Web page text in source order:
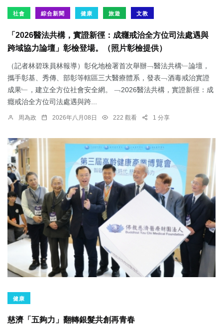
社會 綜合新聞 健康 旅遊 文教
「2026醫法共構，實證新徑：成癮戒治全方位司法處遇與
跨域協力論壇」彰檢登場。（照片彰檢提供）
（記者林碧珠員林報導）彰化地檢署首次舉辦﹁醫法共構﹂論壇，
攜手彰基、秀傳、部彰等轄區三大醫療體系，發表﹁酒毒戒治實證
成果﹂，建立全方位社會安全網。 ﹁2026醫法共構，實證新徑：成
癮戒治全方位司法處遇與跨...
周為政 2026年八月08日 222 觀看 1 分享
健康
慈濟「五夠力」翻轉銀髮共創再青春